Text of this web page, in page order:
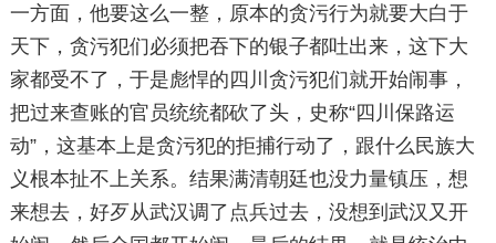
一方面，他要这么一整，原本的贪污行为就要大白于
天下，贪污犯们必须把吞下的银子都吐出来，这下大
家都受不了，于是彪悍的四川贪污犯们就开始闹事，
把过来查账的官员统统都砍了头，史称“四川保路运
动”，这基本上是贪污犯的拒捕行动了，跟什么民族大
义根本扯不上关系。结果满清朝廷也没力量镇压，想
来想去，好歹从武汉调了点兵过去，没想到武汉又开